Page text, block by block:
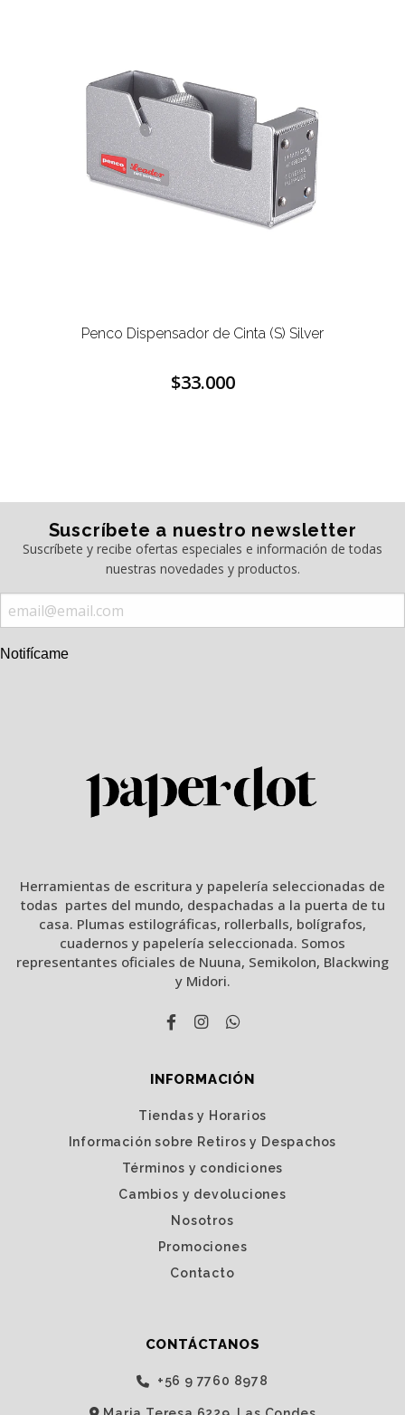
Penco Dispensador de Cinta (S) Silver
$33.000
Suscríbete a nuestro newsletter
Suscríbete y recibe ofertas especiales e información de todas
nuestras novedades y productos.
Notifícame
Herramientas de escritura y papelería seleccionadas de
todas partes del mundo, despachadas a la puerta de tu
casa. Plumas estilográficas, rollerballs, bolígrafos,
cuadernos y papelería seleccionada. Somos
representantes oficiales de Nuuna, Semikolon, Blackwing
y Midori.
INFORMACIÓN
Tiendas y Horarios
Información sobre Retiros y Despachos
Términos y condiciones
Cambios y devoluciones
Nosotros
Promociones
Contacto
CONTÁCTANOS
‭+56 9 7760 8978‬